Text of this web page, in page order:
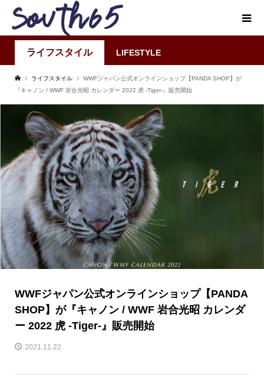
ライフスタイル LIFESTYLE
ライフスタイル
WWFジャパン公式オンラインショップ【PANDA SHOP】が
『キャノン / WWF 岩合光昭 カレンダー 2022 虎 -Tiger-』販売開始
WWFジャパン公式オンラインショップ【PANDA
SHOP】が『キャノン / WWF 岩合光昭 カレンダ
ー 2022 虎 -Tiger-』販売開始
2021.11.22